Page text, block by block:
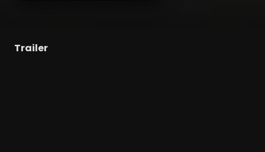
Trailer